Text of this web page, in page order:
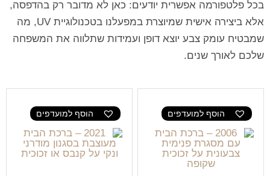
בכל פלטפורמה אפשרית יודעים: כאן לא מדובר רק בהדפסה,
אלא ביצירה אישית שמיוצרת במפעלנו בטכנולוגיית UV, מה
שמבטיח עומק צבע יוצא דופן ועמידות שתלווה את המשפחה
שלכם לאורך שנים.
הוסף למועדפים הוסף למועדפים